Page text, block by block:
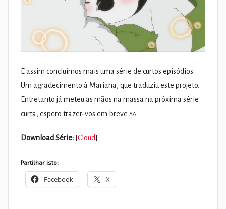
E assim concluímos mais uma série de curtos episódios.
Um agradecimento à Mariana, que traduziu este projeto.
Entretanto já meteu as mãos na massa na próxima série
curta, espero trazer-vos em breve ^^
Download Série: [Cloud]
Partilhar isto:
Facebook X